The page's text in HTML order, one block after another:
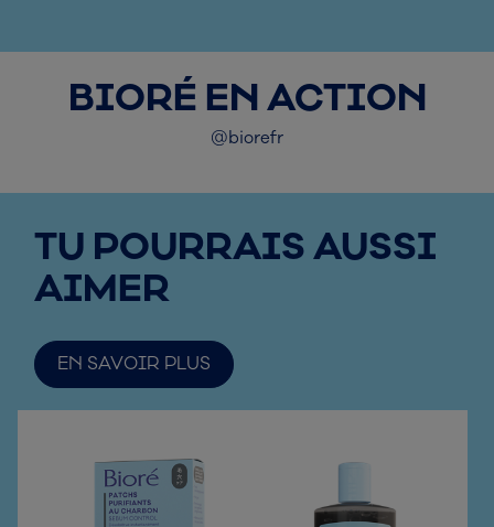
BIORÉ EN ACTION
@biorefr
TU POURRAIS AUSSI
AIMER
EN SAVOIR PLUS